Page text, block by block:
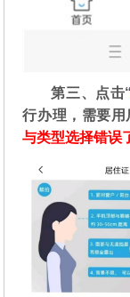
第三、点击“
行办理，需要
与类型选择错误